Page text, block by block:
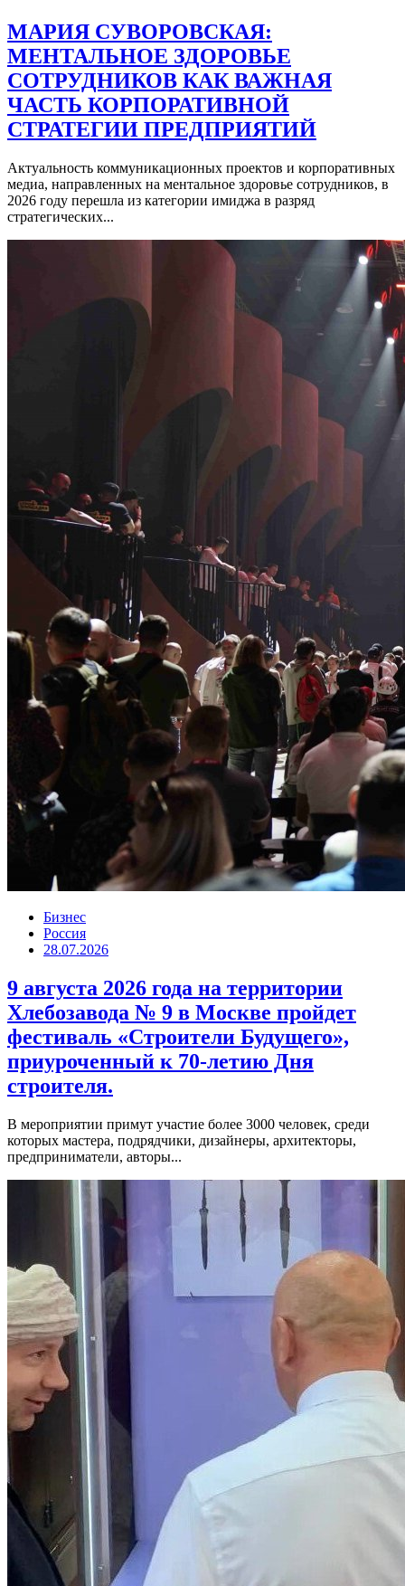
МАРИЯ СУВОРОВСКАЯ:
МЕНТАЛЬНОЕ ЗДОРОВЬЕ
СОТРУДНИКОВ КАК ВАЖНАЯ
ЧАСТЬ КОРПОРАТИВНОЙ
СТРАТЕГИИ ПРЕДПРИЯТИЙ
Актуальность коммуникационных проектов и корпоративных
медиа, направленных на ментальное здоровье сотрудников, в
2026 году перешла из категории имиджа в разряд
стратегических...
Бизнес
Россия
28.07.2026
9 августа 2026 года на территории
Хлебозавода № 9 в Москве пройдет
фестиваль «Строители Будущего»,
приуроченный к 70-летию Дня
строителя.
В мероприятии примут участие более 3000 человек, среди
которых мастера, подрядчики, дизайнеры, архитекторы,
предприниматели, авторы...